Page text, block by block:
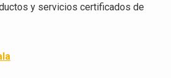
y servicios certificados de